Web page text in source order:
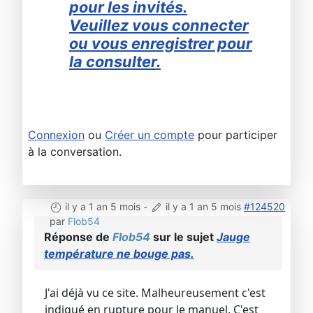
pour les invités.
Veuillez vous connecter
ou vous enregistrer pour
la consulter.
Connexion ou Créer un compte pour participer
à la conversation.
il y a 1 an 5 mois - il y a 1 an 5 mois #124520
par Flob54
Réponse de Flob54 sur le sujet Jauge
température ne bouge pas.
J'ai déjà vu ce site. Malheureusement c'est
indiqué en rupture pour le manuel. C'est